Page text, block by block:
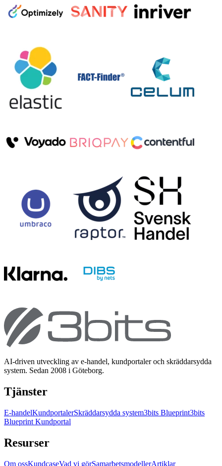
AI-driven utveckling av e-handel, kundportaler och skräddarsydda
system. Sedan 2008 i Göteborg.
Tjänster
E-handelKundportalerSkräddarsydda system3bits Blueprint3bits
Blueprint Kundportal
Resurser
Om ossKundcaseVad vi görSamarbetsmodellerArtiklar